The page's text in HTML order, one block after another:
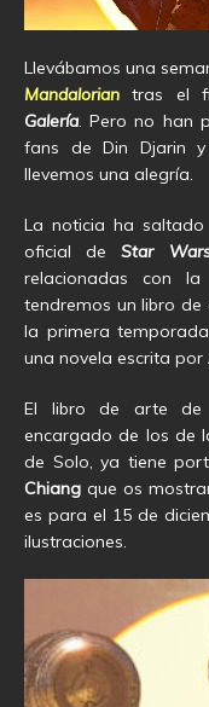
Llevábamos una
Mandalorian tras el
Galería. Pero no han
fans de Din Djarin
llevemos una alegría.
La noticia ha
oficial deStar
relacionadas con
tendremos un libro
la primera
una novela escrita por
El libro de arte de
encargado de los de
de Solo, ya tiene
Chiang que os
es para el 15 de
ilustraciones.